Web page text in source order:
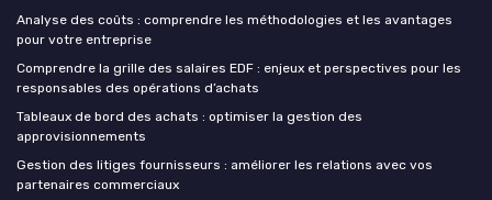
Analyse des coûts : comprendre les méthodologies et les avantages
pour votre entreprise
Comprendre la grille des salaires EDF : enjeux et perspectives pour les
responsables des opérations d’achats
Tableaux de bord des achats : optimiser la gestion des
approvisionnements
Gestion des litiges fournisseurs : améliorer les relations avec vos
partenaires commerciaux